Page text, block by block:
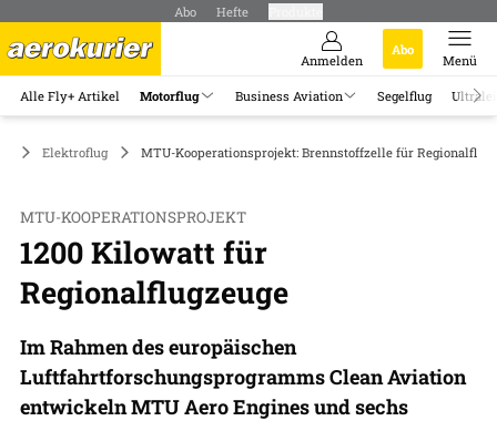
Abo Hefte
Anmelden
Abo
Menü
Alle Fly+ Artikel Motorflug Business Aviation Segelflug
Elektroflug MTU-Kooperationsprojekt: Brennstoffzelle für
MTU-KOOPERATIONSPROJEKT
1200 Kilowatt für
Regionalflugzeuge
Im Rahmen des europäischen
Luftfahrtforschungsprogramms Clean Aviation
entwickeln MTU Aero Engines und sechs